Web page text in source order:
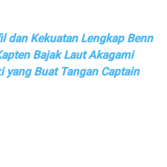
dan Kekuatan Lengkap Benn
Bajak Laut Akagami
yang Buat Tangan Captain